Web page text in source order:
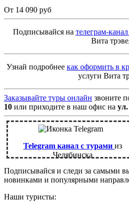
От 14 090 руб
Подписывайся на телеграм-
Вита
Узнай подробнее как оформить в
услуги Вита
Заказывайте туры онлайн звоните
10 или приходите в наш офис на
Telegram канал с турами из
Челябинска
Подписывайся и следи за самыми
новинками и популярными
Наши туристы: